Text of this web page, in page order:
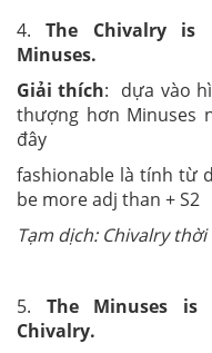
4. The Chivalry is
Minuses.
Giải thích: dựa vào
thượng hơn Minuses
đây
fashionable là tính từ
be more adj than + S2
Tạm dịch: Chivalry
5. The Minuses
Chivalry.